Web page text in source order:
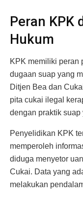
Peran KPK
Hukum
KPK memiliki peran
dugaan suap yang
Ditjen Bea dan
pita cukai ilegal
dengan praktik
Penyelidikan KPK
memperoleh
diduga menyetor
Cukai. Data yang
melakukan